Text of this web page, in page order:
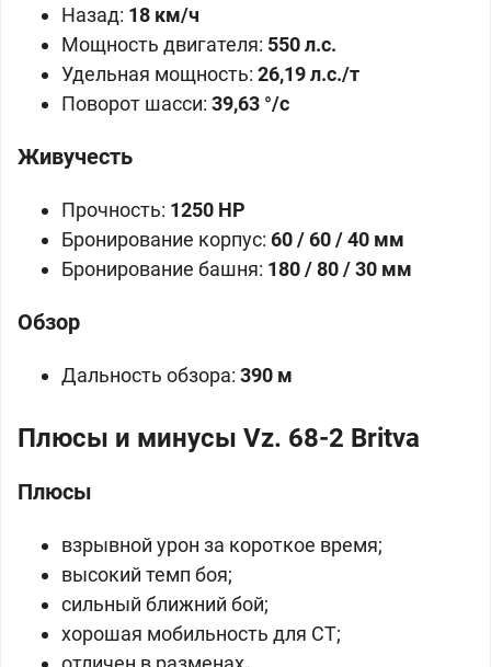
Назад: 18 км/ч
Мощность двигателя: 550 л.с.
Удельная мощность: 26,19 л.с./т
Поворот шасси: 39,63 °/с
Живучесть
Прочность: 1250 HP
Бронирование корпус: 60 / 60 / 40 мм
Бронирование башня: 180 / 80 / 30 мм
Обзор
Дальность обзора: 390 м
Плюсы и минусы Vz. 68-2 Britva
Плюсы
взрывной урон за короткое время;
высокий темп боя;
сильный ближний бой;
хорошая мобильность для СТ;